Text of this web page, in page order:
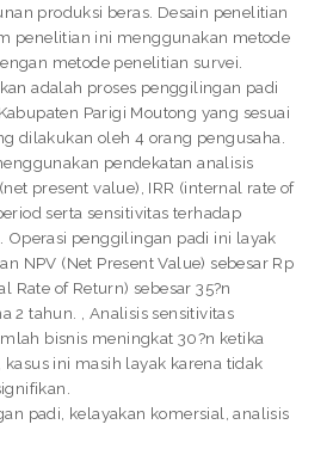
produksi beras. Desain penelitian
penelitian ini menggunakan metode
metode penelitian survei.
adalah proses penggilingan padi
Parigi Moutong yang sesuai
dilakukan oleh 4 orang pengusaha.
pendekatan analisis
present value), IRR (internal rate of
serta sensitivitas terhadap
Operasi penggilingan padi ini layak
NPV (Net Present Value) sebesar Rp
Rate of Return) sebesar 35?n
2 tahun. , Analisis sensitivitas
bisnis meningkat 30?n ketika
kasus ini masih layak karena tidak
padi, kelayakan komersial, analisis